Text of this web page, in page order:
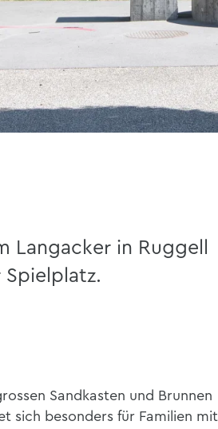
Langacker in Ruggell
Sandkasten und Brunnen
sich besonders für Familien mit